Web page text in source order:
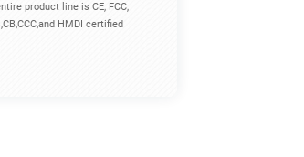
product line is CE, FCC,
HMDI certified